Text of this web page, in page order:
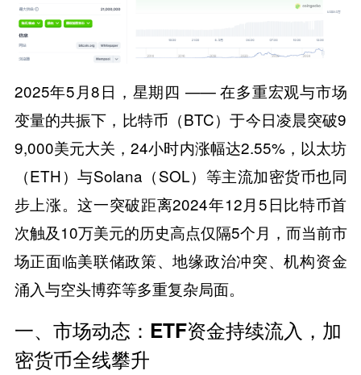
​​2025年5月8日，星期四​​ —— 在多重宏观与市场
变量的共振下，比特币（BTC）于今日凌晨突破9
9,000美元大关，24小时内涨幅达2.55%，以太坊
（ETH）与Solana（SOL）等主流加密货币也同
步上涨。这一突破距离2024年12月5日比特币首
次触及10万美元的历史高点仅隔5个月，而当前市
场正面临美联储政策、地缘政治冲突、机构资金
涌入与空头博弈等多重复杂局面。
​​一、市场动态：ETF资金持续流入，加
密货币全线攀升​​